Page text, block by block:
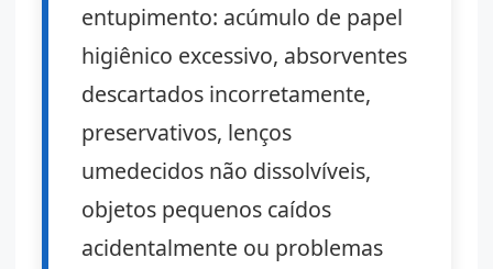
entupimento: acúmulo de papel
higiênico excessivo, absorventes
descartados incorretamente,
preservativos, lenços
umedecidos não dissolvíveis,
objetos pequenos caídos
acidentalmente ou problemas